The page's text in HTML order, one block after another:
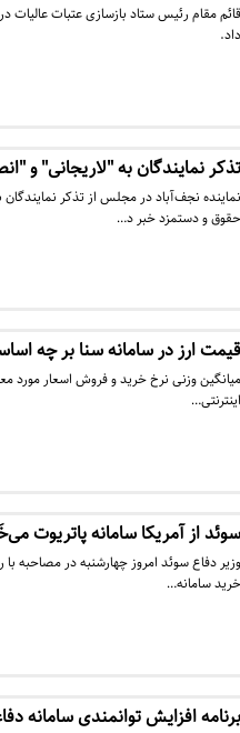
قائم مقام رئیس ستاد بازسازی عتبات عالیات
داد.
تذکر نمایندگان به "لاریجانی" و
نماینده نجف‌آباد در مجلس از تذکر
حقوق و دستمزد خبر د…
قیمت ارز در سامانه سنا بر چه
میانگین وزنی نرخ خرید و فروش اسعار مورد
اینترنتی…
سوئد از آمریکا سامانه پاتریوت
خرید سامانه…
برنامه افزایش توانمندی سامانه‌